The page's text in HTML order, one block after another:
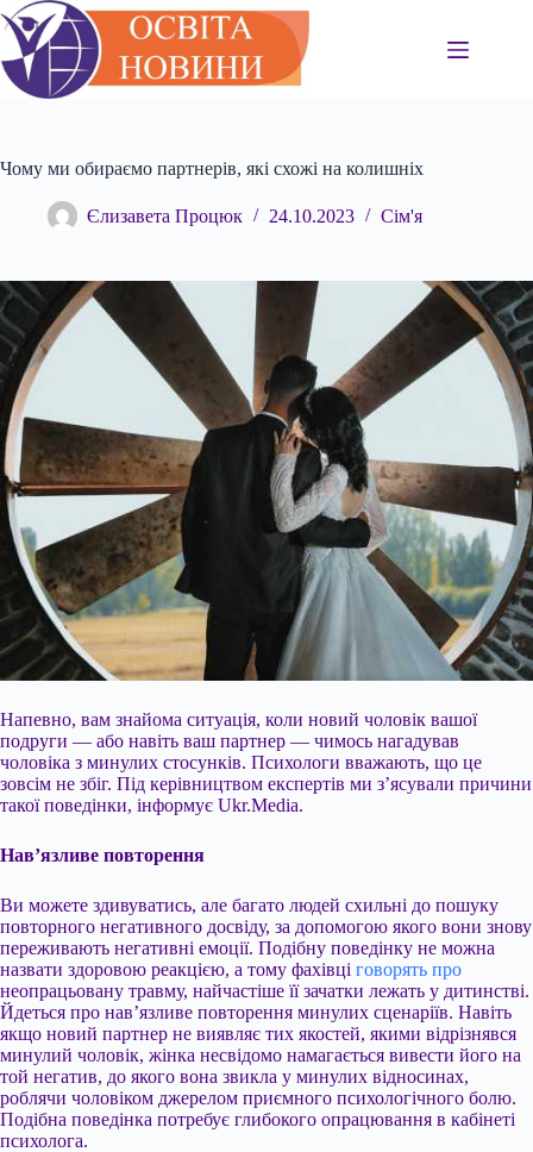
Перейти
до
вмісту
Чому ми обираємо партнерів, які схожі на колишніх
Єлизавета Процюк 24.10.2023 Сім'я
Напевно, вам знайома ситуація, коли новий чоловік вашої
подруги — або навіть ваш партнер — чимось нагадував
чоловіка з минулих стосунків. Психологи вважають, що це
зовсім не збіг. Під керівництвом експертів ми з’ясували причини
такої поведінки, інформує Ukr.Media.
Нав’язливе повторення
Ви можете здивуватись, але багато людей схильні до пошуку
повторного негативного досвіду, за допомогою якого вони знову
переживають негативні емоції. Подібну поведінку не можна
назвати здоровою реакцією, а тому фахівці говорять про
неопрацьовану травму, найчастіше її зачатки лежать у дитинстві.
Йдеться про нав’язливе повторення минулих сценаріїв. Навіть
якщо новий партнер не виявляє тих якостей, якими відрізнявся
минулий чоловік, жінка несвідомо намагається вивести його на
той негатив, до якого вона звикла у минулих відносинах,
роблячи чоловіком джерелом приємного психологічного болю.
Подібна поведінка потребує глибокого опрацювання в кабінеті
психолога.